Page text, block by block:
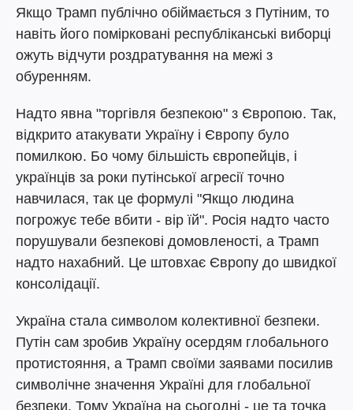
Якщо Трамп публічно обіймається з Путіним, то
навіть його помірковані республіканські виборці
ожуть відчути роздратування на межі з
обуренням.
Надто явна "торгівля безпекою" з Європою. Так,
відкрито атакувати Україну і Європу було
помилкою. Бо чому більшість європейців, і
українців за роки путінської агресії точно
навчилася, так це формулі "Якщо людина
погрожує тебе вбити - вір їй". Росія надто часто
порушували безпекові домовленості, а Трамп
надто нахабний. Це штовхає Європу до швидкої
консолідації.
Україна стала символом колективної безпеки.
Путін сам зробив Україну осердям глобального
протистояння, а Трамп своїми заявами посилив
символічне значення Україні для глобальної
безпеки. Тому Україна на сьогодні - це та точка